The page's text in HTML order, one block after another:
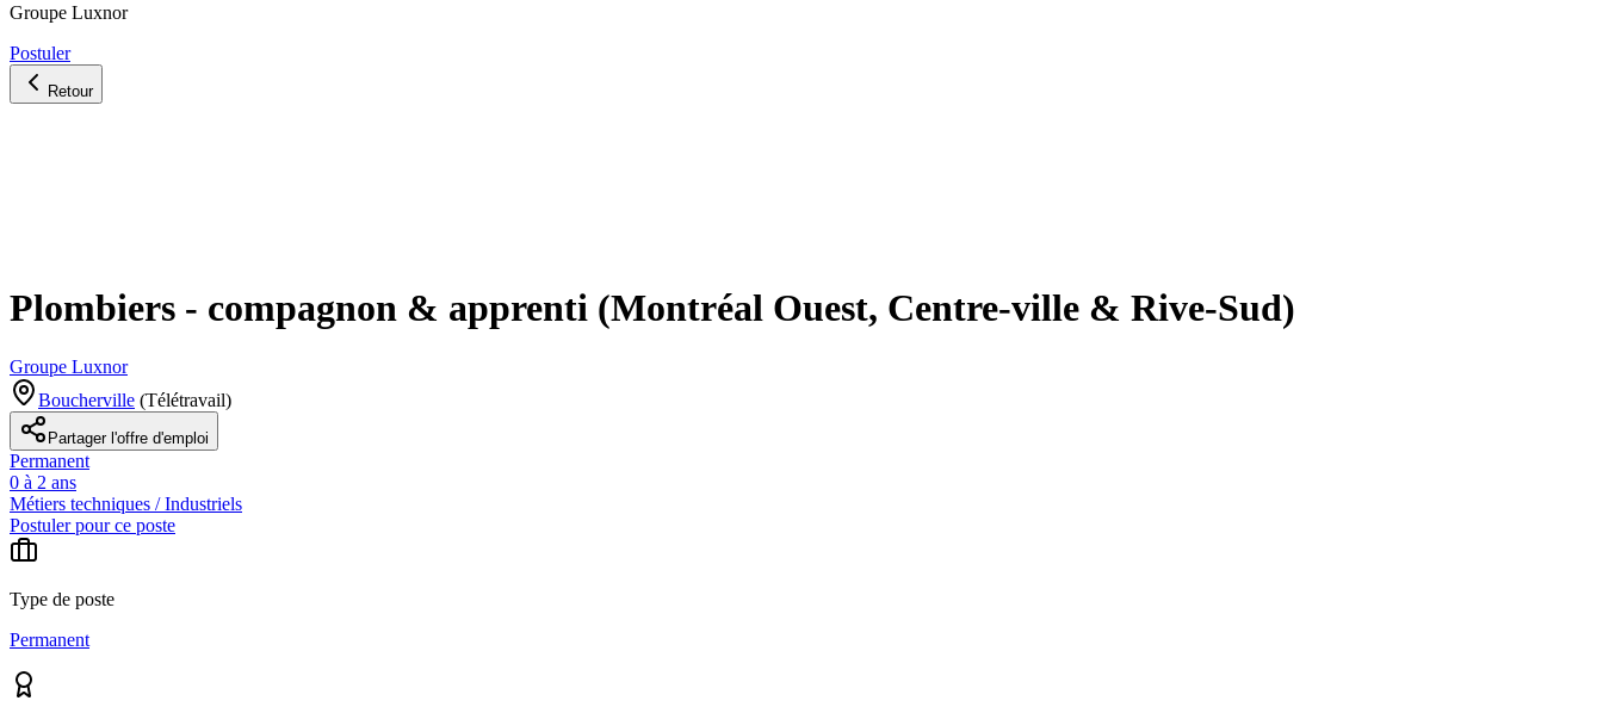
Groupe Luxnor
Postuler
Retour
Plombiers - compagnon & apprenti (Montréal Ouest, Centre-ville & Rive-Sud)
Groupe Luxnor
Boucherville (Télétravail)
Partager l'offre d'emploi
Permanent
0 à 2 ans
Métiers techniques / Industriels
Postuler pour ce poste
Type de poste
Permanent